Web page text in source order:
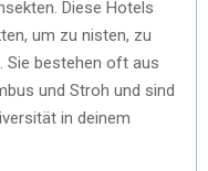
Diese Hotels
um zu nisten, zu
Sie bestehen oft aus
und Stroh und sind
in deinem